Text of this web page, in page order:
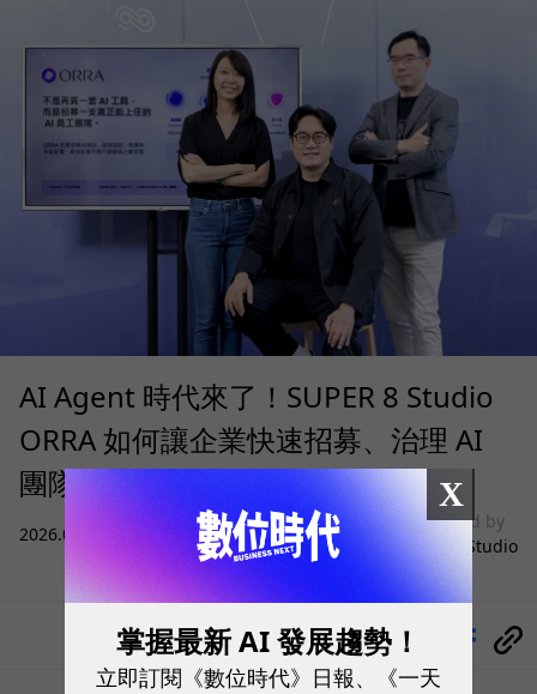
AI Agent 時代來了！SUPER 8 Studio
ORRA 如何讓企業快速招募、治理 AI
團隊？
2026.08.05 雲端運算與服務
sponsored by
SUPER 8 Studio
分享
X
掌握最新 AI 發展趨勢！
立即訂閱《數位時代》日報、《一天